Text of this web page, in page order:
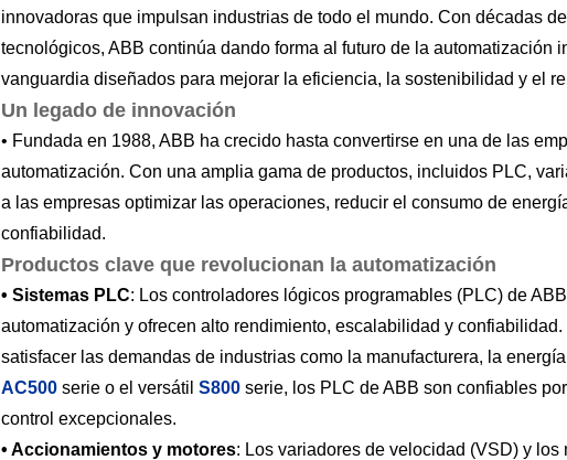
innovadoras que impulsan industrias de todo el mundo. Con décadas
tecnológicos, ABB continúa dando forma al futuro de la automatización
vanguardia diseñados para mejorar la eficiencia, la sostenibilidad y el
Un legado de innovación
• Fundada en 1988, ABB ha crecido hasta convertirse en una de las
automatización. Con una amplia gama de productos, incluidos PLC,
a las empresas optimizar las operaciones, reducir el consumo de
confiabilidad.
Productos clave que revolucionan la automatización
•Sistemas PLC: Los controladores lógicos programables (PLC) de
automatización y ofrecen alto rendimiento, escalabilidad y
satisfacer las demandas de industrias como la manufacturera, la
AC500 serie o el versátilS800 serie, los PLC de ABB son confiables
control excepcionales.
•Accionamientos y motores: Los variadores de velocidad (VSD) y